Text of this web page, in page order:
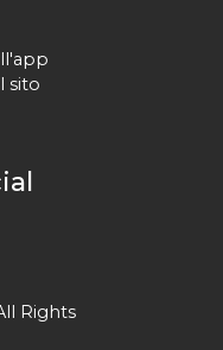
sito
Rights